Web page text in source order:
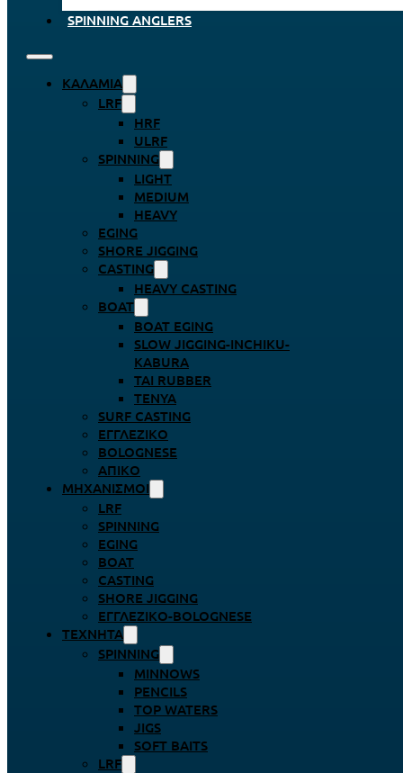
SPINNING ANGLERS
ΚΑΛΆΜΙΑ
LRF
HRF
ULRF
SPINNING
LIGHT
MEDIUM
HEAVY
EGING
SHORE JIGGING
CASTING
HEAVY CASTING
BOAT
BOAT EGING
SLOW JIGGING-INCHIKU-
KABURA
TAI RUBBER
TENYA
SURF CASTING
ΕΓΓΛΈΖΙΚΟ
BOLOGNESE
ΑΠΊΚΟ
ΜΗΧΑΝΙΣΜΟΊ
LRF
SPINNING
EGING
BOAT
CASTING
SHORE JIGGING
ΕΓΓΛΈΖΙΚΟ-BOLOGNESE
ΤΕΧΝΗΤΆ
SPINNING
MINNOWS
PENCILS
TOP WATERS
JIGS
SOFT BAITS
LRF